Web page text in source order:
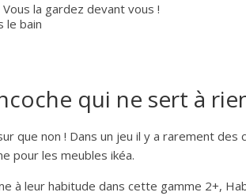
la gardez devant vous !
le bain
qui ne sert à
que non ! Dans un jeu il y a rarement des
pour les meubles ikéa.
à leur habitude dans cette gamme 2+,